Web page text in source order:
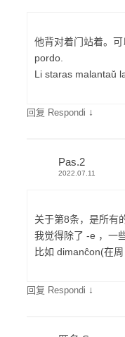
他背对着门站着。
pordo.
Li staras malantaŭ
回复 Respondi ↓
Pas.2
2022.07.11
关于第8条，是所有
我觉得除了 -e ，一
比如 dimanĉon(在
回复 Respondi ↓